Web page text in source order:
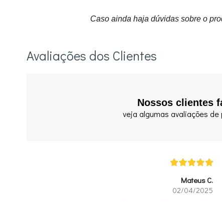
Caso ainda haja dúvidas sobre o
Avaliações dos Clientes
Nossos clientes
veja algumas avaliações de
Mateus C.
02/04/2025